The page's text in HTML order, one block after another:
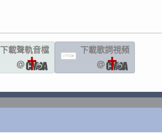
下載聲軌音檔
@
LYRIC
下載歌詞視頻
@